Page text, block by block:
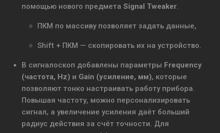
помощью нового предмета Signal Tweaker.
ПКМ по массиву позволяет задать данные,
Shift + ПКМ — скопировать их на устройство.
В сигналоскоп добавлены параметры Frequency
(частота, Hz) и Gain (усиление, мм), которые
позволяют тонко настраивать работу прибора.
Повышая частоту, можно персонализировать
сигнал, а увеличение усиления даёт больший
радиус действия за счёт точности. Для